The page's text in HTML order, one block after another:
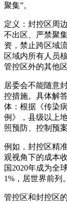
聚集”。
定义：封控区周
不出区、严禁聚
资，禁止跨区域
区域内所有人员
管控区外的其他区
居委会不能随意
控措施。具体解
体：根据《传染
例》，县级以上
照预防、控制预
例如，封控区精
观视角下的成本
国2020年成为全
1%，居世界前列
管控区和封控区